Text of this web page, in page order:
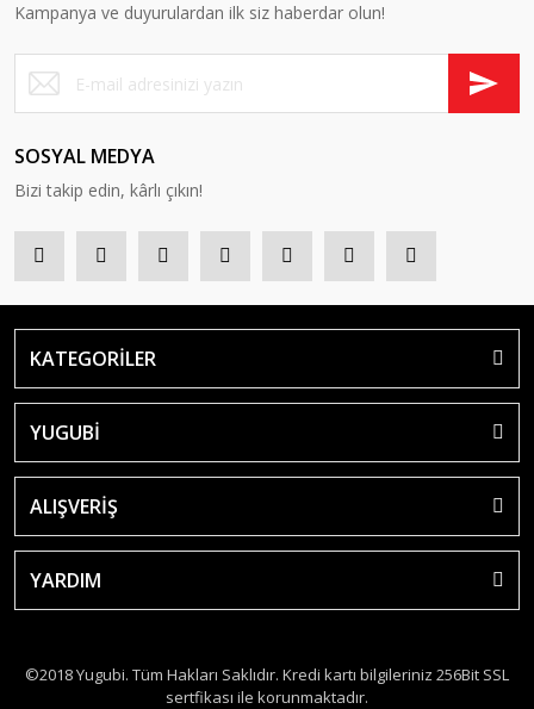
Kampanya ve duyurulardan ilk siz haberdar olun!
SOSYAL MEDYA
Bizi takip edin, kârlı çıkın!
KATEGORİLER
YUGUBİ
ALIŞVERİŞ
YARDIM
©2018 Yugubi. Tüm Hakları Saklıdır. Kredi kartı bilgileriniz 256Bit SSL
sertfikası ile korunmaktadır.